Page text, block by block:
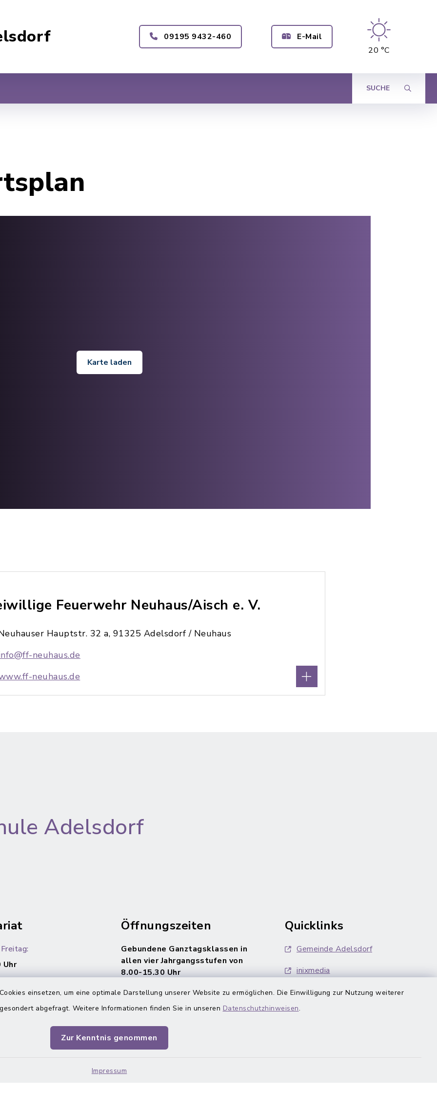
einsetzen, um eine optimale Darstellung unserer Website zu ermöglichen. Die Einwilligung zur Nutzung weiterer
abgefragt. Weitere Informationen finden Sie in unseren Datenschutzhinweisen.
Zur Kenntnis genommen
Impressum
09195 9432-460
E-Mail
20 °C
SUCHE
Karte laden
Feuerwehr Neuhaus/Aisch e. V.
Hauptstr. 32 a, 91325 Adelsdorf / Neuhaus
neuhaus.de
neuhaus.de
Adelsdorf
Uhr
Öffnungszeiten
Gebundene Ganztagsklassen in
allen vier Jahrgangsstufen von
8.00-15.30 Uhr
Quicklinks
Gemeinde Adelsdorf
inixmedia